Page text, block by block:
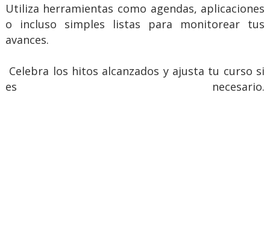
Utiliza herramientas como agendas, aplicaciones
o incluso simples listas para monitorear tus
avances.
Celebra los hitos alcanzados y ajusta tu curso si
es necesario.